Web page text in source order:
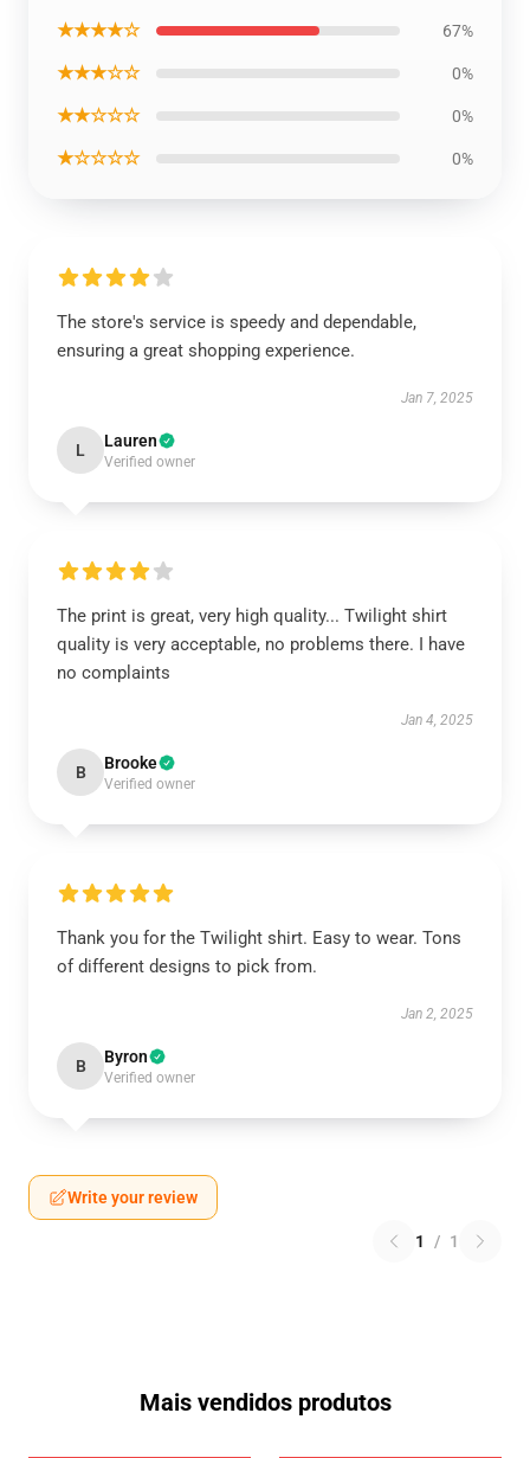
★★★★☆ 67%
★★★☆☆ 0%
★★☆☆☆ 0%
★☆☆☆☆ 0%
The store's service is speedy and dependable,
ensuring a great shopping experience.
Jan 7, 2025
L Lauren
Verified owner
The print is great, very high quality... Twilight shirt
quality is very acceptable, no problems there. I have
no complaints
Jan 4, 2025
B Brooke
Verified owner
Thank you for the Twilight shirt. Easy to wear. Tons
of different designs to pick from.
Jan 2, 2025
B Byron
Verified owner
Write your review
1 / 1
Mais vendidos produtos